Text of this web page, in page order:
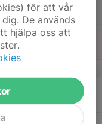
för att vår
De används
hjälpa oss att